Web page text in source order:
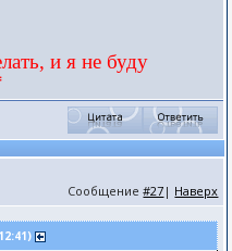
и я не буду
Сообщение#27 | Наверх